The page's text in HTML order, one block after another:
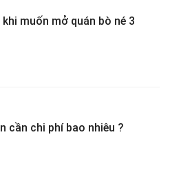
muốn mở quán bò né 3
cần chi phí bao nhiêu ?